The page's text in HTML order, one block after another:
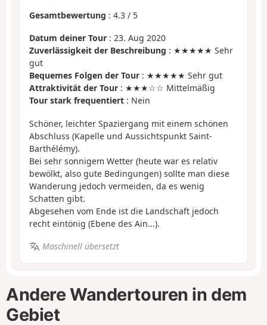
Gesamtbewertung : 4.3 / 5
Datum deiner Tour : 23. Aug 2020
Zuverlässigkeit der Beschreibung : ★★★★★ Sehr
gut
Bequemes Folgen der Tour : ★★★★★ Sehr gut
Attraktivität der Tour : ★★★☆☆ Mittelmäßig
Tour stark frequentiert : Nein
Schöner, leichter Spaziergang mit einem schönen
Abschluss (Kapelle und Aussichtspunkt Saint-
Barthélémy).
Bei sehr sonnigem Wetter (heute war es relativ
bewölkt, also gute Bedingungen) sollte man diese
Wanderung jedoch vermeiden, da es wenig
Schatten gibt.
Abgesehen vom Ende ist die Landschaft jedoch
recht eintönig (Ebene des Ain...).
Maschinell übersetzt
Andere Wandertouren in dem
Gebiet